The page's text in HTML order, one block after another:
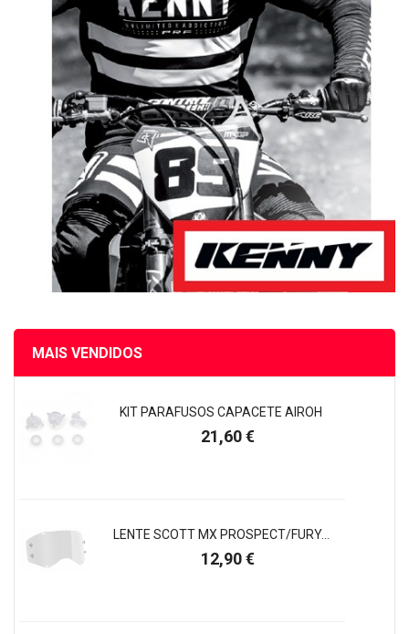
MAIS VENDIDOS
KIT PARAFUSOS CAPACETE AIROH
Preço
21,60 €
LENTE SCOTT MX PROSPECT/FURY...
Preço
12,90 €